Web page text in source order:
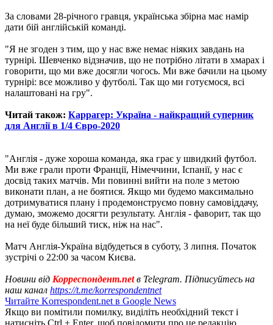
За словами 28-річного гравця, українська збірна має намір
дати бій англійській команді.
"Я не згоден з тим, що у нас вже немає ніяких завдань на
турнірі. Шевченко відзначив, що не потрібно літати в хмарах і
говорити, що ми вже досягли чогось. Ми вже бачили на цьому
турнірі: все можливо у футболі. Так що ми готуємося, всі
налаштовані на гру".
Читай також: Каррагер: Україна - найкращий суперник
для Англії в 1/4 Євро-2020
"Англія - ​​дуже хороша команда, яка грає у швидкий футбол.
Ми вже грали проти Франції, Німеччини, Іспанії, у нас є
досвід таких матчів. Ми повинні вийти на поле з метою
виконати план, а не боятися. Якщо ми будемо максимально
дотримуватися плану і продемонструємо повну самовіддачу,
думаю, зможемо досягти результату. Англія - ​​фаворит, так що
на неї буде більший тиск, ніж на нас".
Матч Англія-​​Україна відбудеться в суботу, 3 липня. Початок
зустрічі о 22:00 за часом Києва.
Новини від Корреспондент.netв Telegram. Підписуйтесь на
наш канал https://t.me/korrespondentnet
Читайте Korrespondent.net в Google News
Якщо ви помітили помилку, виділіть необхідний текст і
натисніть Ctrl + Enter, щоб повідомити про це редакцію.